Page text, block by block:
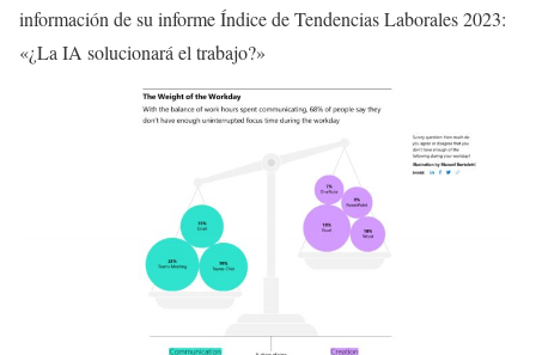
información de su informe Índice de Tendencias Laborales 2023:
«¿La IA solucionará el trabajo?»